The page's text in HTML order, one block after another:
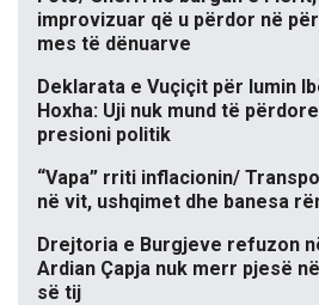
improvizuar që u përdor në
mes të dënuarve
Deklarata e Vuçiçit për lumin
Hoxha: Uji nuk mund të
presioni politik
“Vapa” rriti inflacionin/
në vit, ushqimet dhe banesa
Drejtoria e Burgjeve refuzon
Ardian Çapja nuk merr pjesë
së tij